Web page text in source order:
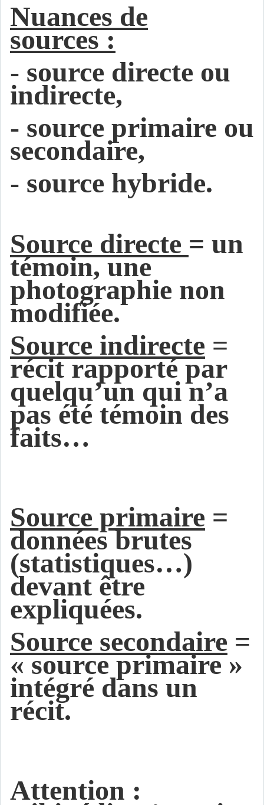
Nuances de
sources :
- source directe ou
indirecte,
- source primaire ou
secondaire,
- source hybride.
Source directe = un
témoin, une
photographie non
modifiée.
Source indirecte =
récit rapporté par
quelqu’un qui n’a
pas été témoin des
faits…
Source primaire =
données brutes
(statistiques…)
devant être
expliquées.
Source secondaire =
« source primaire »
intégré dans un
récit.
Attention :